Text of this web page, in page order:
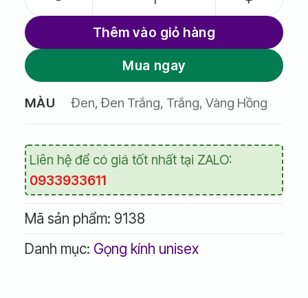
Thêm vào giỏ hàng
Mua ngay
MÀU Đen, Đen Trắng, Trắng, Vàng Hồng
Liên hệ để có giá tốt nhất tại ZALO:
0933933611
Mã sản phẩm: 9138
Danh mục: Gọng kính unisex